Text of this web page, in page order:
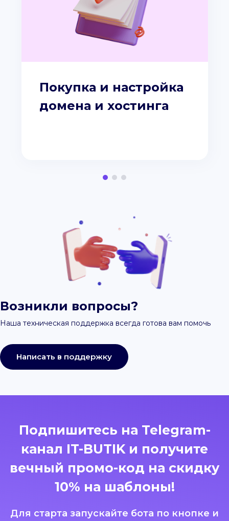
Покупка и настройка
домена и хостинга
Возникли вопросы?
Наша техническая поддержка всегда готова вам помочь
Написать в поддержку
Подпишитесь на Telegram-
канал IT-BUTIK и получите
вечный промо-код на скидку
10% на шаблоны!
Для старта запускайте бота по кнопке и